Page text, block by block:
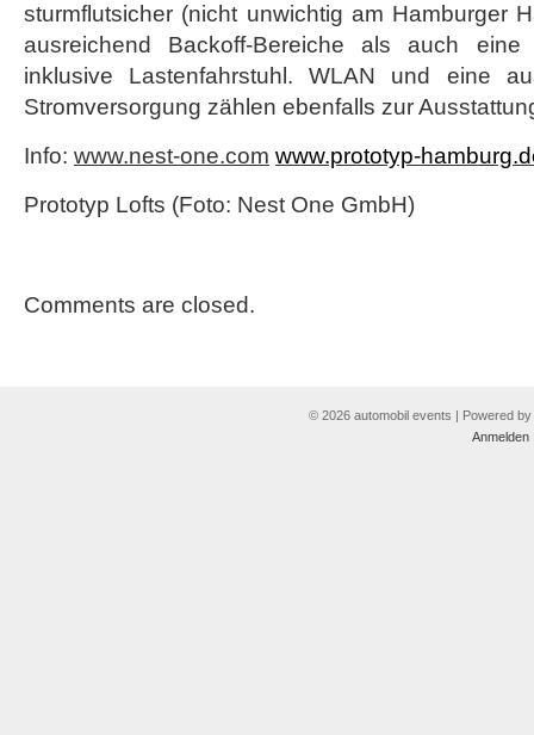
sturmflutsicher (nicht unwichtig am Hamburger
ausreichend Backoff-Bereiche als auch eine
inklusive Lastenfahrstuhl. WLAN und eine
Stromversorgung zählen ebenfalls zur
Info: www.nest-one.com www.prototyp-
Prototyp Lofts (Foto: Nest One GmbH)
Comments are closed.
© 2026 automobil events | Powered by
Anmelden|